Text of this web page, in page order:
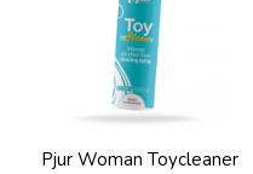
Pjur Woman Toycleaner